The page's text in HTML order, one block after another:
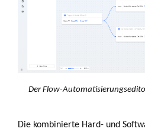
Der Flow-
Die kombinierte Hard- und